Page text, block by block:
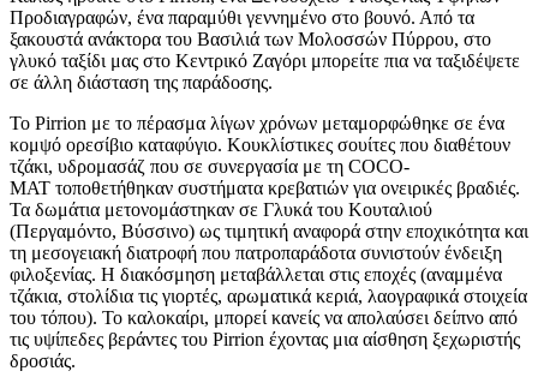
Προδιαγραφών, ένα παραμύθι γεννημένο στο βουνό. Από τα
ξακουστά ανάκτορα του Βασιλιά των Μολοσσών Πύρρου, στο
γλυκό ταξίδι μας στο Κεντρικό Ζαγόρι μπορείτε πια να ταξιδέψετε
σε άλλη διάσταση της παράδοσης.
Το Pirrion με το πέρασμα λίγων χρόνων μεταμορφώθηκε σε ένα
κομψό ορεσίβιο καταφύγιο. Κουκλίστικες σουίτες που διαθέτουν
τζάκι, υδρομασάζ που σε συνεργασία με τη COCO-
MAT τοποθετήθηκαν συστήματα κρεβατιών για ονειρικές βραδιές.
Τα δωμάτια μετονομάστηκαν σε Γλυκά του Κουταλιού
(Περγαμόντο, Βύσσινο) ως τιμητική αναφορά στην εποχικότητα και
τη μεσογειακή διατροφή που πατροπαράδοτα συνιστούν ένδειξη
φιλοξενίας. Η διακόσμηση μεταβάλλεται στις εποχές (αναμμένα
τζάκια, στολίδια τις γιορτές, αρωματικά κεριά, λαογραφικά στοιχεία
του τόπου). Το καλοκαίρι, μπορεί κανείς να απολαύσει δείπνο από
τις υψίπεδες βεράντες του Pirrion έχοντας μια αίσθηση ξεχωριστής
δροσιάς.